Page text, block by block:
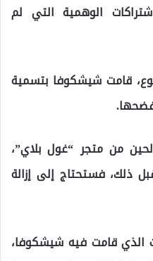
الوهمية التي لم
قامت شيشكوفا بتسمية
من متجر “غول بلاي”،
ذلك، فستحتاج إلى إزالة
الذي قامت فيه شيشكوفا،